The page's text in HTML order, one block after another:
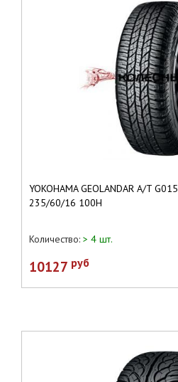
YOKOHAMA GEOLANDAR A/T G015
235/60/16 100H
Количество: > 4 шт.
10127 руб